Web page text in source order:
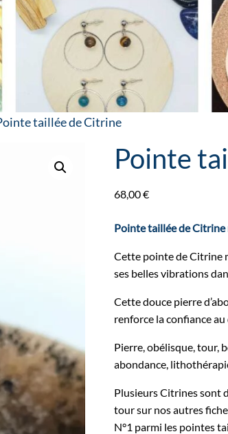
taillée de Citrine
Pointe
68,00€
Pointe taillée de
Cette pointe de Citrine
ses belles vibrations
Cette douce pierre
renforce la confiance
Pierre, obélisque, tour,
abondance,
Plusieurs Citrines sont
tour sur nos autres
N°1 parmi les pointes